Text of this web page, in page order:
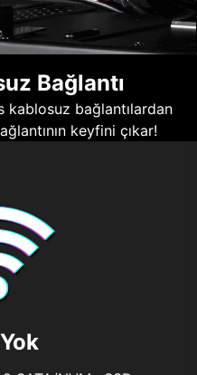
Bağlantı
bağlantılardan
keyfini çıkar!